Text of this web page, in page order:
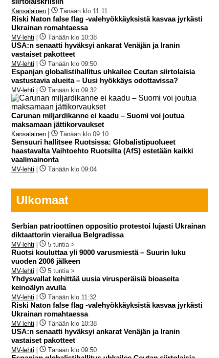
Kansalainen | Tänään klo 11:11
Riski Naton false flag -valehyökkäyksistä kasvaa jyrkästi
Ukrainan romahtaessa
MV-lehti | Tänään klo 10:38
USA:n senaatti hyväksyi ankarat Venäjän ja Iranin
vastaiset pakotteet
MV-lehti | Tänään klo 09:50
Espanjan globalistihallitus uhkailee Ceutan siirtolaisia
vastustavia alueita – Uusi hyökkäys odottavissa?
MV-lehti | Tänään klo 09:32
Carunan miljardikanne ei kaadu – Suomi voi joutua
maksamaan jättikorvaukset
Kansalainen | Tänään klo 09:10
Sensuuri hallitsee Ruotsissa: Globalistipuolueet
haastavalta Vaihtoehto Ruotsilta (AfS) estetään kaikki
vaalimainonta
MV-lehti | Tänään klo 09:04
Ulkomaat
Serbian patrioottinen oppositio protestoi lujasti Ukrainan
diktaattorin vierailua Belgradissa
MV-lehti | 5 tuntia >
Ruotsi kouluttaa yli 9000 varusmiestä – Suurin luku
vuoden 2006 jälkeen
MV-lehti | 5 tuntia >
Yhdysvallat kehittää uusia virusperäisiä bioaseita
keinoälyn avulla
MV-lehti | Tänään klo 11:32
Riski Naton false flag -valehyökkäyksistä kasvaa jyrkästi
Ukrainan romahtaessa
MV-lehti | Tänään klo 10:38
USA:n senaatti hyväksyi ankarat Venäjän ja Iranin
vastaiset pakotteet
MV-lehti | Tänään klo 09:50